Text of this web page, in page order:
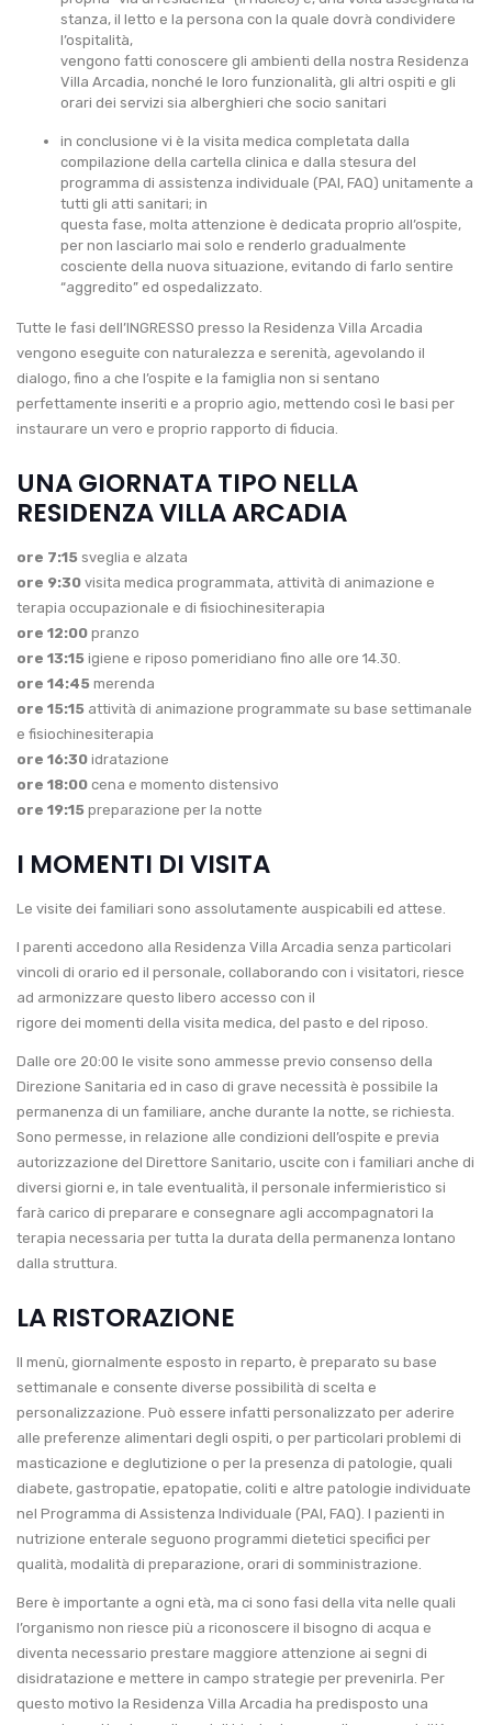
stanza, il letto e la persona con la quale dovrà condividere
l’ospitalità,
vengono fatti conoscere gli ambienti della nostra Residenza
Villa Arcadia, nonché le loro funzionalità, gli altri ospiti e gli
orari dei servizi sia alberghieri che socio sanitari
in conclusione vi è la visita medica completata dalla
compilazione della cartella clinica e dalla stesura del
programma di assistenza individuale (PAI, FAQ) unitamente a
tutti gli atti sanitari; in
questa fase, molta attenzione è dedicata proprio all’ospite,
per non lasciarlo mai solo e renderlo gradualmente
cosciente della nuova situazione, evitando di farlo sentire
“aggredito” ed ospedalizzato.
Tutte le fasi dell’INGRESSO presso la Residenza Villa Arcadia
vengono eseguite con naturalezza e serenità, agevolando il
dialogo, fino a che l’ospite e la famiglia non si sentano
perfettamente inseriti e a proprio agio, mettendo così le basi per
instaurare un vero e proprio rapporto di fiducia.
UNA GIORNATA TIPO NELLA
RESIDENZA VILLA ARCADIA
ore 7:15 sveglia e alzata
ore 9:30 visita medica programmata, attività di animazione e
terapia occupazionale e di fisiochinesiterapia
ore 12:00 pranzo
ore 13:15 igiene e riposo pomeridiano fino alle ore 14.30.
ore 14:45 merenda
ore 15:15 attività di animazione programmate su base settimanale
e fisiochinesiterapia
ore 16:30 idratazione
ore 18:00 cena e momento distensivo
ore 19:15 preparazione per la notte
I MOMENTI DI VISITA
Le visite dei familiari sono assolutamente auspicabili ed attese.
I parenti accedono alla Residenza Villa Arcadia senza particolari
vincoli di orario ed il personale, collaborando con i visitatori, riesce
ad armonizzare questo libero accesso con il
rigore dei momenti della visita medica, del pasto e del riposo.
Dalle ore 20:00 le visite sono ammesse previo consenso della
Direzione Sanitaria ed in caso di grave necessità è possibile la
permanenza di un familiare, anche durante la notte, se richiesta.
Sono permesse, in relazione alle condizioni dell’ospite e previa
autorizzazione del Direttore Sanitario, uscite con i familiari anche di
diversi giorni e, in tale eventualità, il personale infermieristico si
farà carico di preparare e consegnare agli accompagnatori la
terapia necessaria per tutta la durata della permanenza lontano
dalla struttura.
LA RISTORAZIONE
Il menù, giornalmente esposto in reparto, è preparato su base
settimanale e consente diverse possibilità di scelta e
personalizzazione. Può essere infatti personalizzato per aderire
alle preferenze alimentari degli ospiti, o per particolari problemi di
masticazione e deglutizione o per la presenza di patologie, quali
diabete, gastropatie, epatopatie, coliti e altre patologie individuate
nel Programma di Assistenza Individuale (PAI, FAQ). I pazienti in
nutrizione enterale seguono programmi dietetici specifici per
qualità, modalità di preparazione, orari di somministrazione.
Bere è importante a ogni età, ma ci sono fasi della vita nelle quali
l’organismo non riesce più a riconoscere il bisogno di acqua e
diventa necessario prestare maggiore attenzione ai segni di
disidratazione e mettere in campo strategie per prevenirla. Per
questo motivo la Residenza Villa Arcadia ha predisposto una